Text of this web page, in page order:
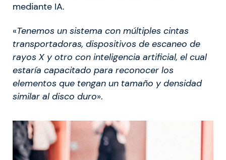
mediante IA.
«Tenemos un sistema con múltiples cintas
transportadoras, dispositivos de escaneo de
rayos X y otro con inteligencia artificial, el cual
estaría capacitado para reconocer los
elementos que tengan un tamaño y densidad
similar al disco duro».